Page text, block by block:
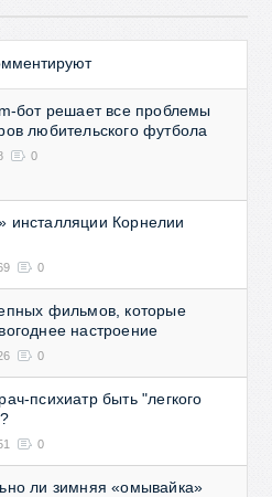
бот решает все проблемы
любительского футбола
0
инсталляции Корнелии
0
фильмов, которые
настроение
0
психиатр быть "легкого
0
ли зимняя «омывайка»